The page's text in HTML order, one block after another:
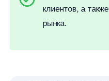
клиентов, а
рынка.